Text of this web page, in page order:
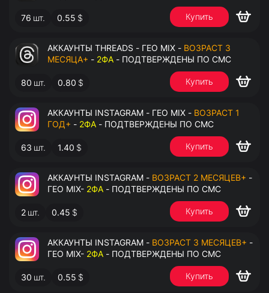
76 шт. 0.55 $ Купить
АККАУНТЫ THREADS - ГЕО MIX - ВОЗРАСТ 3
МЕСЯЦА+ - 2ФА - ПОДТВЕРЖДЕНЫ ПО СМС
80 шт. 0.80 $ Купить
АККАУНТЫ INSTAGRAM - ГЕО MIX - ВОЗРАСТ 1
ГОД+ - 2ФА - ПОДТВЕРЖДЕНЫ ПО СМС
63 шт. 1.40 $ Купить
АККАУНТЫ INSTAGRAM - ВОЗРАСТ 2 МЕСЯЦЕВ+ -
ГЕО MIX- 2ФА - ПОДТВЕРЖДЕНЫ ПО СМС
2 шт. 0.45 $ Купить
АККАУНТЫ INSTAGRAM - ВОЗРАСТ 3 МЕСЯЦЕВ+ -
ГЕО MIX- 2ФА - ПОДТВЕРЖДЕНЫ ПО СМС
30 шт. 0.55 $ Купить